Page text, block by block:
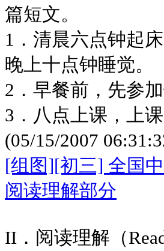
篇短文。
1．清晨六点钟起
晚上十点钟睡觉。
2．早餐前，先参
3．八点上课，上
(05/15/2007
[组图][初三] 全国
阅读理解部分
II．阅读理解（